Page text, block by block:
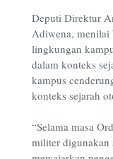
Deputi Direktur
Adiwena, menilai
lingkungan
dalam konteks
kampus
konteks sejarah
“Selama masa
militer digunakan